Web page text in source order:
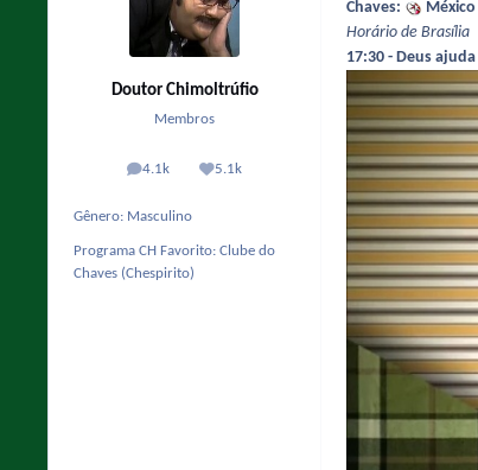
Doutor Chimoltrúfio
Membros
4.1k
posts 5.1k
Reputação
Gênero: Masculino
Programa CH Favorito: Clube do
Chaves (Chespirito)
Chaves:
Horário de Brasília
17:30 - Deus